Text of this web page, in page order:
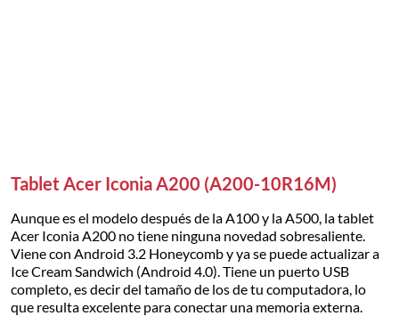
Tablet Acer Iconia A200 (A200-10R16M)
Aunque es el modelo después de la A100 y la A500, la tablet
Acer Iconia A200 no tiene ninguna novedad sobresaliente.
Viene con Android 3.2 Honeycomb y ya se puede actualizar a
Ice Cream Sandwich (Android 4.0). Tiene un puerto USB
completo, es decir del tamaño de los de tu computadora, lo
que resulta excelente para conectar una memoria externa.